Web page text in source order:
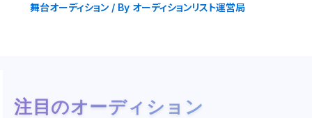
舞台オーディション/ By オーディションリスト運営局
注目のオーディション